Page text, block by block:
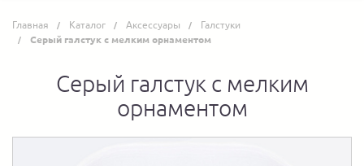
Главная Каталог Аксессуары Галстуки
Серый галстук с мелким орнаментом
Серый галстук с мелким
орнаментом